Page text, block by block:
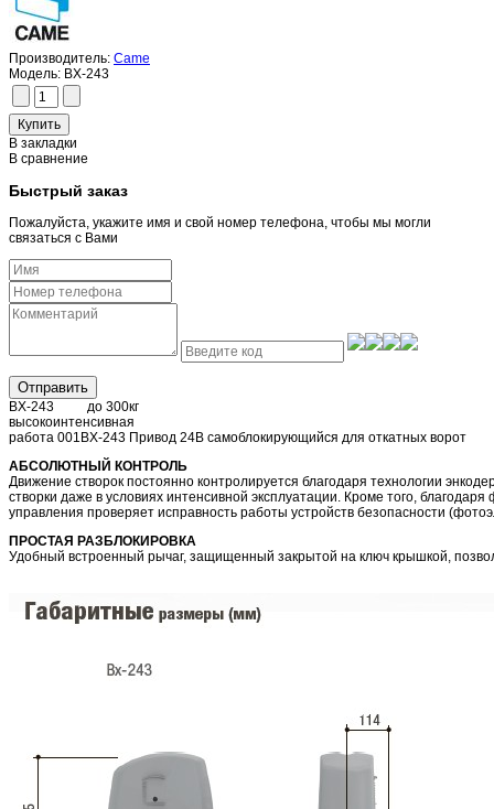
Производитель: Came
Модель: BX-243
В закладки
В сравнение
Быстрый заказ
Пожалуйста, укажите имя и свой номер телефона, чтобы мы могли
связаться с Вами
Отправить
BX-243 до 300кг
высокоинтенсивная
работа 001BX-243 Привод 24В самоблокирующийся для
АБСОЛЮТНЫЙ КОНТРОЛЬ
Движение створок постоянно контролируется благодаря технологии
створки даже в условиях интенсивной эксплуатации. Кроме того,
управления проверяет исправность работы устройств безопасности
ПРОСТАЯ РАЗБЛОКИРОВКА
Удобный встроенный рычаг, защищенный закрытой на ключ крышкой,